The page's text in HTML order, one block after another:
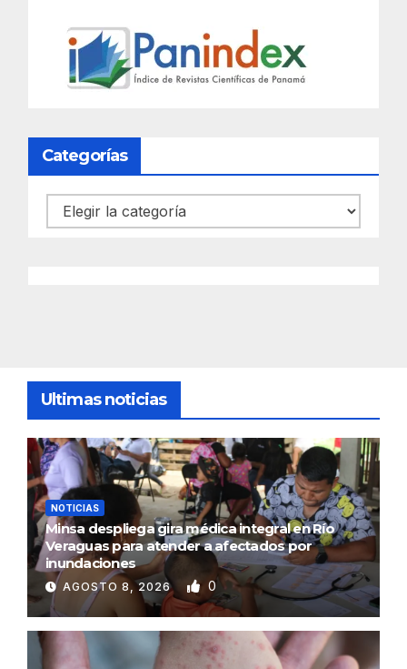
Categorías
Categorías
Ultimas noticias
NOTICIAS
Minsa despliega gira médica integral en Río
Veraguas para atender a afectados por
inundaciones
AGOSTO 8, 2026 0